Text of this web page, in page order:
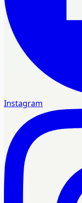
Instagram